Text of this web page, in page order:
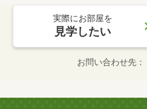
実際にお部屋を
見学したい
お問い合わせ先